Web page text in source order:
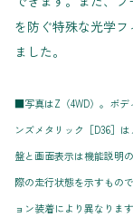
を防ぐ特殊な光学
ました。
■写真はZ（4WD）。ボ
ンズメタリック［D36］
盤と画面表示は機能説明
際の走行状態を示すもの
ョン装着により異なります